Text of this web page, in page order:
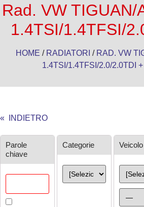
Rad. VW TIGUAN/
1.4TSI/1.4TFSI/
HOME / RADIATORI / RAD. VW
1.4TSI/1.4TFSI/2.0/2.0TDI +
« INDIETRO
Parole
chiave
Categorie Veicolo